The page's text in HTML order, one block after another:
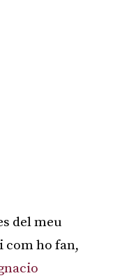
del meu
com ho fan,